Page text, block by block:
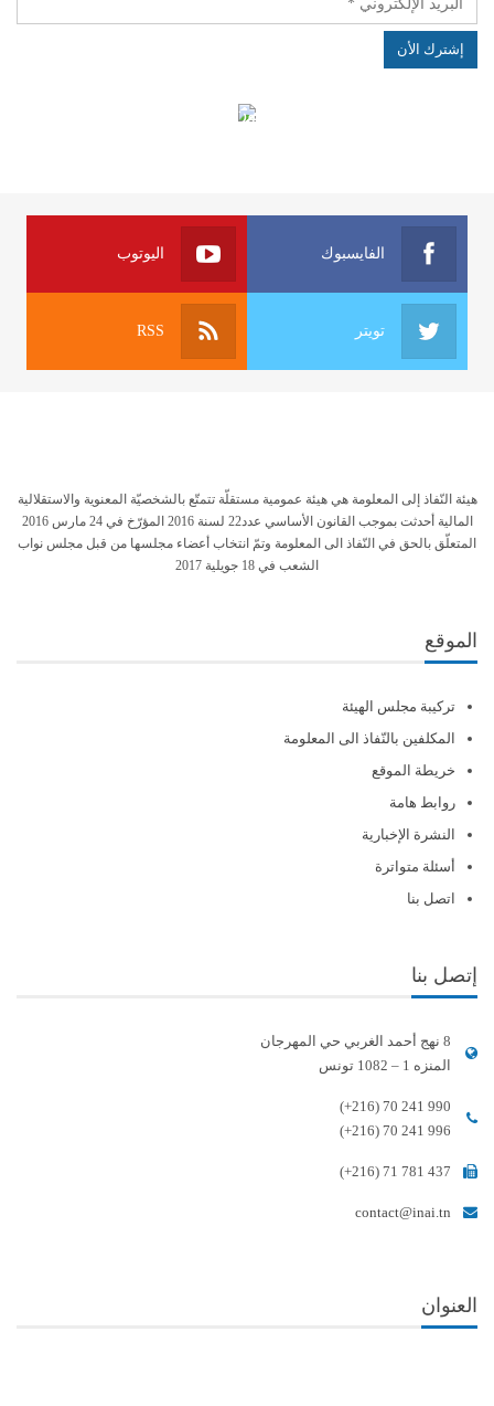
الهياكل الخاضعة لقانون النفاذ إلى المعلومة
الفايسبوك اليوتوب
تويتر RSS
هيئة النّفاذ إلى المعلومة هي هيئة عمومية مستقلّة تتمتّع بالشخصيّة المعنوية والاستقلالية
المالية أحدثت بموجب القانون الأساسي عدد22 لسنة 2016 المؤرّخ في 24 مارس 2016
المتعلّق بالحق في النّفاذ الى المعلومة وتمّ انتخاب أعضاء مجلسها من قبل مجلس نواب
الشعب في 18 جويلية 2017
الموقع
تركيبة مجلس الهيئة
المكلفين بالنّفاذ الى المعلومة
خريطة الموقع
روابط هامة
النشرة الإخبارية
أسئلة متواترة
اتصل بنا
إتصل بنا
8 نهج أحمد الغربي حي المهرجان
المنزه 1 – 1082 تونس
(+216) 70 241 990
(+216) 70 241 996
(+216) 71 781 437
contact@inai.tn
العنوان